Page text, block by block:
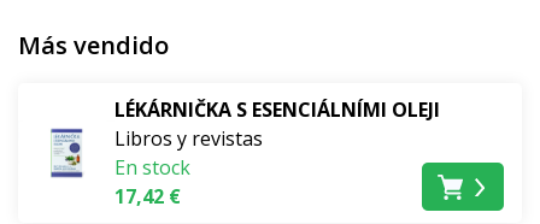
Libros sobre aromaterapia de todos los rincones del
¿Quiere aprender a utilizar correctamente los
aceites esenciales
para mejorar la salud física y
mental, reforzar la inmunidad o crear un ambiente
Más vendido
LÉKÁRNIČKA S ESENCIÁLNÍMI OLEJI
Libros y revistas
En stock
17,42 €